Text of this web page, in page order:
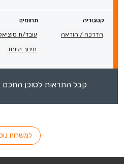
קטגוריה
תחומים
הדרכה / הוראה
עובד/ת
חינוך מיוחד
קבל התראות לסוכן החכם
למשרות